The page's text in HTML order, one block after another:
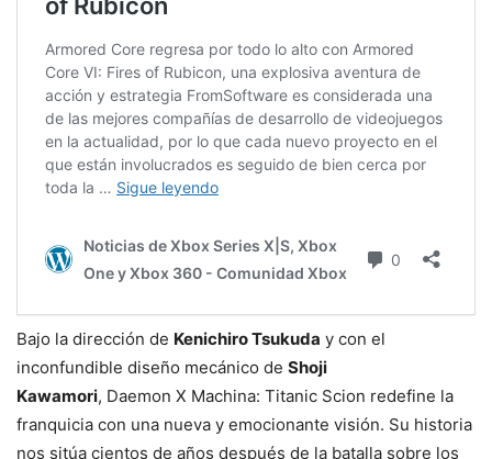
Bajo la dirección de Kenichiro Tsukuda y con el
inconfundible diseño mecánico de Shoji
Kawamori, Daemon X Machina: Titanic Scion redefine la
franquicia con una nueva y emocionante visión. Su historia
nos sitúa cientos de años después de la batalla sobre los